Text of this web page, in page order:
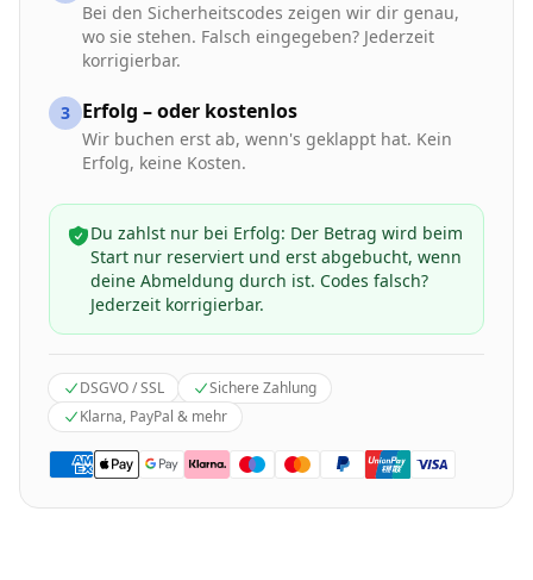
Bei den Sicherheitscodes zeigen wir dir genau,
wo sie stehen. Falsch eingegeben? Jederzeit
korrigierbar.
3 Erfolg – oder kostenlos
Wir buchen erst ab, wenn's geklappt hat. Kein
Erfolg, keine Kosten.
Du zahlst nur bei Erfolg: Der Betrag wird beim
Start nur reserviert und erst abgebucht, wenn
deine Abmeldung durch ist. Codes falsch?
Jederzeit korrigierbar.
DSGVO / SSL
Sichere Zahlung
Klarna, PayPal & mehr